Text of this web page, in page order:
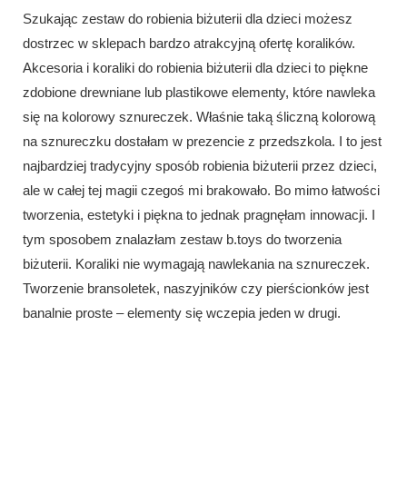
Szukając zestaw do robienia biżuterii dla dzieci możesz
dostrzec w sklepach bardzo atrakcyjną ofertę koralików.
Akcesoria i koraliki do robienia biżuterii dla dzieci to piękne
zdobione drewniane lub plastikowe elementy, które nawleka
się na kolorowy sznureczek. Właśnie taką śliczną kolorową
na sznureczku dostałam w prezencie z przedszkola. I to jest
najbardziej tradycyjny sposób robienia biżuterii przez dzieci,
ale w całej tej magii czegoś mi brakowało. Bo mimo łatwości
tworzenia, estetyki i piękna to jednak pragnęłam innowacji. I
tym sposobem znalazłam zestaw b.toys do tworzenia
biżuterii. Koraliki nie wymagają nawlekania na sznureczek.
Tworzenie bransoletek, naszyjników czy pierścionków jest
banalnie proste – elementy się wczepia jeden w drugi.